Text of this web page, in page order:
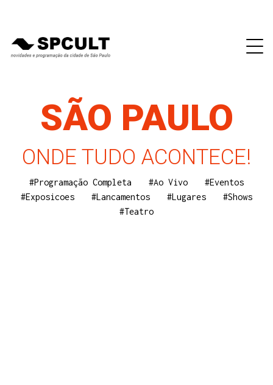
SÃO PAULO
ONDE TUDO ACONTECE!
#Programação Completa #Ao Vivo
#Eventos
#Exposicoes
#Lancamentos #Lugares
#Shows
#Teatro